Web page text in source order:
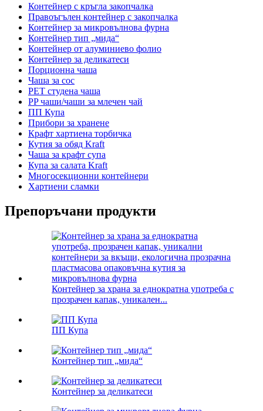
Контейнер с кръгла закопчалка
Правоъгълен контейнер с закопчалка
Контейнер за микровълнова фурна
Контейнер тип „мида“
Контейнер от алуминиево фолио
Контейнер за деликатеси
Порционна чаша
Чаша за сос
PET студена чаша
PP чаши/чаши за млечен чай
ПП Купа
Прибори за хранене
Крафт хартиена торбичка
Кутия за обяд Kraft
Чаша за крафт супа
Купа за салата Kraft
Многосекционни контейнери
Хартиени сламки
Препоръчани продукти
Контейнер за храна за еднократна употреба с
прозрачен капак, уникален...
ПП Купа
Контейнер тип „мида“
Контейнер за деликатеси